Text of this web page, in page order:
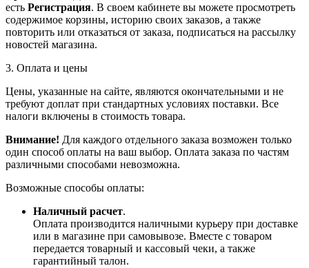
есть Регистрация. В своем кабинете вы можете просмотреть
содержимое корзины, историю своих заказов, а также
повторить или отказаться от заказа, подписаться на рассылку
новостей магазина.
3. Оплата и цены
Цены, указанные на сайте, являются окончательными и не
требуют доплат при стандартных условиях поставки. Все
налоги включены в стоимость товара.
Внимание! Для каждого отдельного заказа возможен только
один способ оплаты на ваш выбор. Оплата заказа по частям
различными способами невозможна.
Возможные способы оплаты:
Наличный расчет.
Оплата производится наличными курьеру при доставке
или в магазине при самовывозе. Вместе с товаром
передается товарный и кассовый чеки, а также
гарантийный талон.